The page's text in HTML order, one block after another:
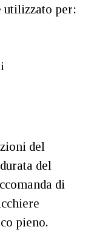
utilizzato per:
del
del
di
pieno.